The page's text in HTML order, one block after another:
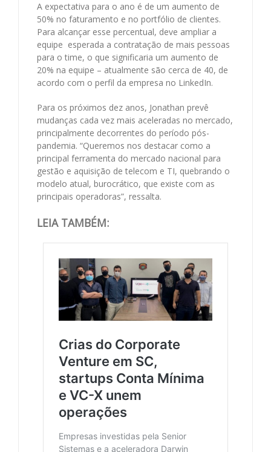
A expectativa para o ano é de um aumento de
50% no faturamento e no portfólio de clientes.
Para alcançar esse percentual, deve ampliar a
equipe esperada a contratação de mais pessoas
para o time, o que significaria um aumento de
20% na equipe – atualmente são cerca de 40, de
acordo com o perfil da empresa no LinkedIn.
Para os próximos dez anos, Jonathan prevê
mudanças cada vez mais aceleradas no mercado,
principalmente decorrentes do período pós-
pandemia. “Queremos nos destacar como a
principal ferramenta do mercado nacional para
gestão e aquisição de telecom e TI, quebrando o
modelo atual, burocrático, que existe com as
principais operadoras”, ressalta.
LEIA TAMBÉM: